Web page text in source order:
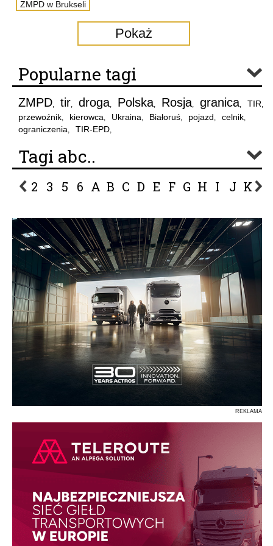
ZMPD w Brukseli
Pokaż
Popularne tagi
ZMPD, tir, droga, Polska, Rosja, granica, TIR,
przewoźnik, kierowca, Ukraina, Białoruś, pojazd, celnik,
ograniczenia, TIR-EPD,
Tagi abc..
2 3 5 6 A B C D E F G H I J K L
REKLAMA